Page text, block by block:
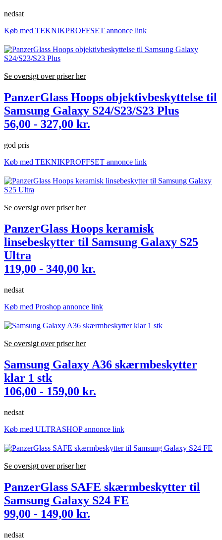
nedsat
Køb med TEKNIKPROFFSET annonce link
Se oversigt over priser her
PanzerGlass Hoops objektivbeskyttelse til
Samsung Galaxy S24/S23/S23 Plus
56,00 - 327,00 kr.
god pris
Køb med TEKNIKPROFFSET annonce link
Se oversigt over priser her
PanzerGlass Hoops keramisk
linsebeskytter til Samsung Galaxy S25
Ultra
119,00 - 340,00 kr.
nedsat
Køb med Proshop annonce link
Se oversigt over priser her
Samsung Galaxy A36 skærmbeskytter
klar 1 stk
106,00 - 159,00 kr.
nedsat
Køb med ULTRASHOP annonce link
Se oversigt over priser her
PanzerGlass SAFE skærmbeskytter til
Samsung Galaxy S24 FE
99,00 - 149,00 kr.
nedsat